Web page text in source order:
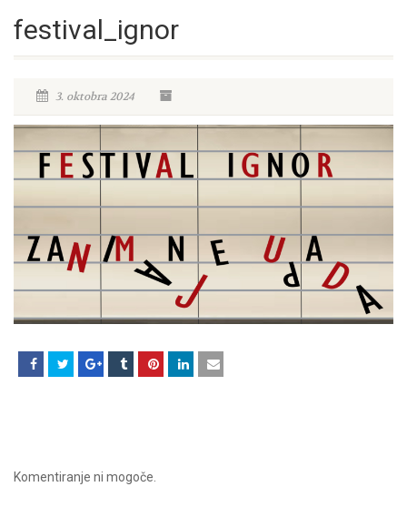
festival_ignor
3. oktobra 2024
Komentiranje ni mogoče.